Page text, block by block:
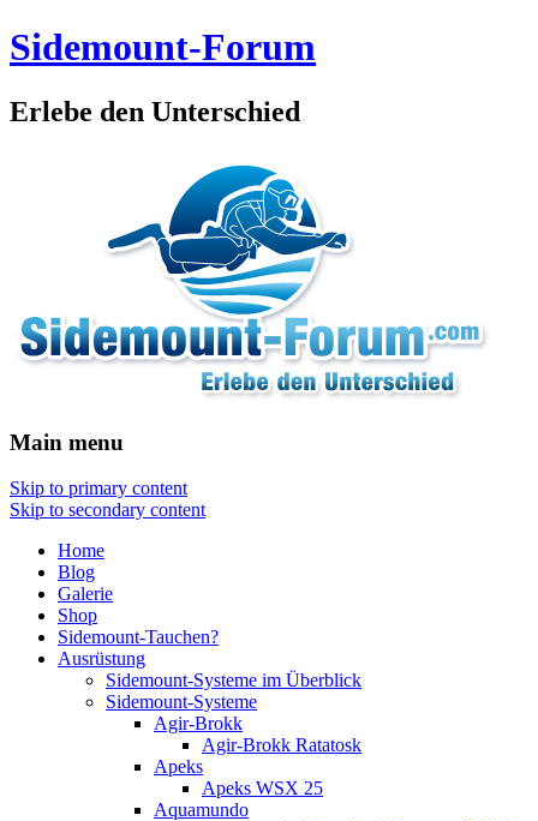
Sidemount-Forum
Erlebe den Unterschied
Main menu
Skip to primary content
Skip to secondary content
Home
Blog
Galerie
Shop
Sidemount-Tauchen?
Ausrüstung
Sidemount-Systeme im Überblick
Sidemount-Systeme
Agir-Brokk
Agir-Brokk Ratatosk
Apeks
Apeks WSX 25
Aquamundo